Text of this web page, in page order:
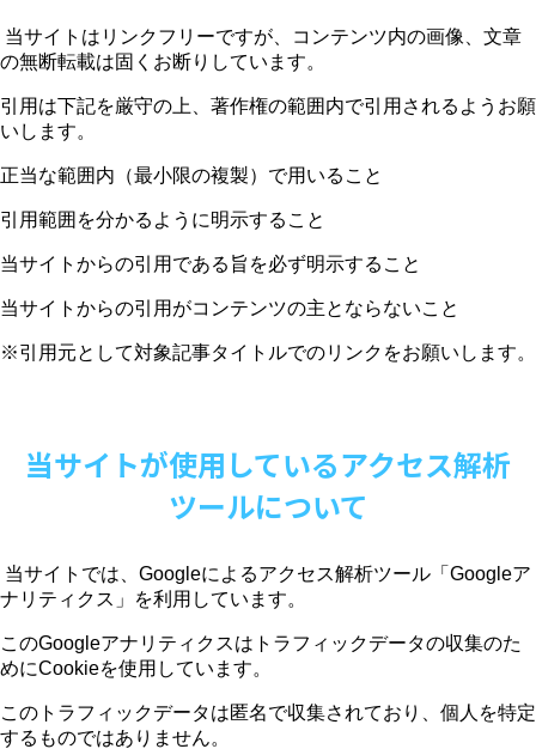
当サイトはリンクフリーですが、コンテンツ内の画像、文章
の無断転載は固くお断りしています。
引用は下記を厳守の上、著作権の範囲内で引用されるようお願
いします。
正当な範囲内（最小限の複製）で用いること
引用範囲を分かるように明示すること
当サイトからの引用である旨を必ず明示すること
当サイトからの引用がコンテンツの主とならないこと
※引用元として対象記事タイトルでのリンクをお願いします。
当サイトが使用しているアクセス解析
ツールについて
当サイトでは、 Googleによるアクセス解析ツール「 Googleア
ナリティクス」を利用しています。
このGoogleアナリティクスはトラフィックデータの収集のた
めにCookieを使用しています。
このトラフィックデータは匿名で収集されており、個人を特定
するものではありません。